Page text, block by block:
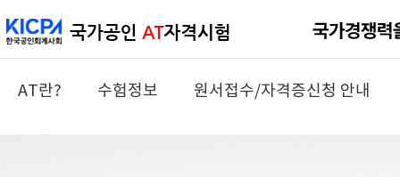
AT란? 수험정보 원서접수/자격증신청 안내